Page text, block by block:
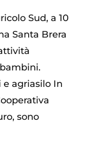
Sud, a 10
Santa Brera
agriasilo In
sono